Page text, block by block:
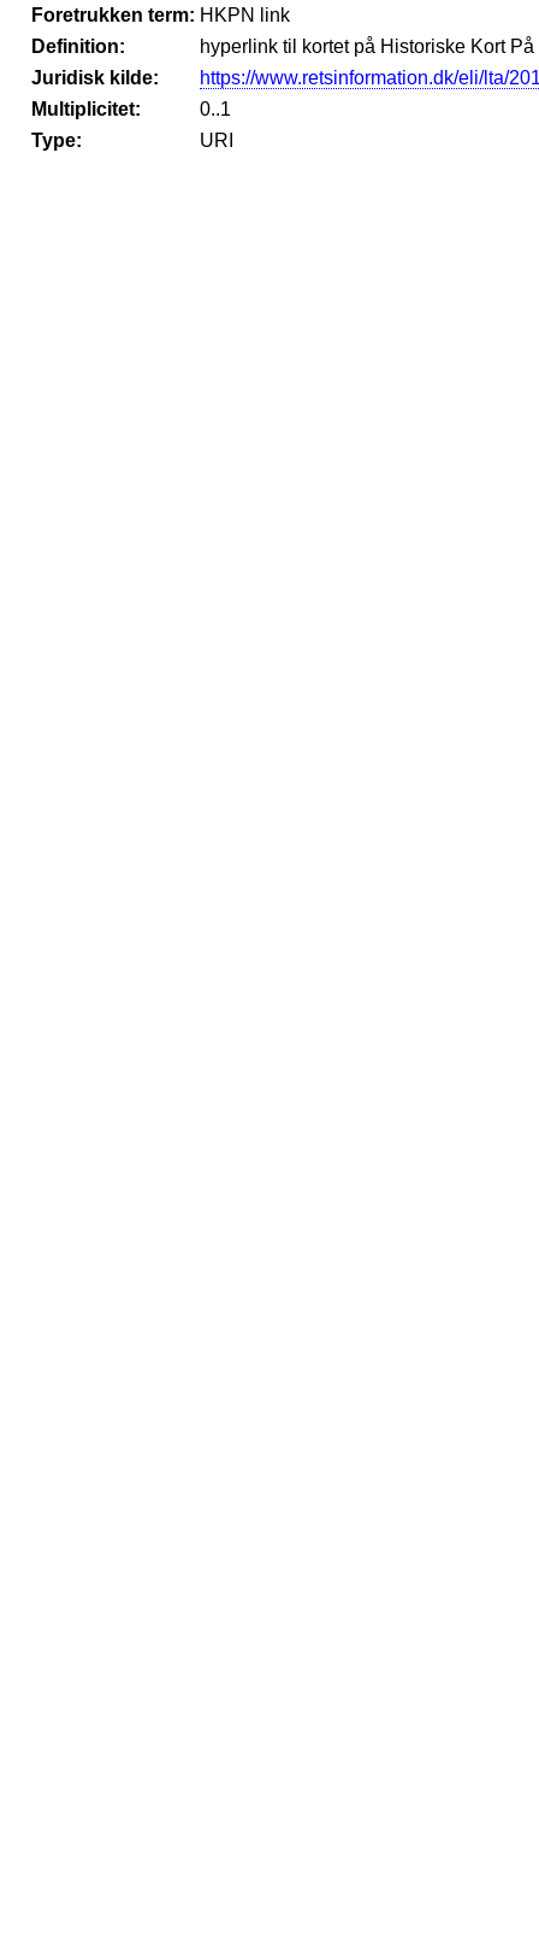
Foretrukken term: HKPN link
Definition:
hyperlink til kortet på Historiske Kort
Juridisk kilde:
https://www.retsinformation.dk/eli/lta/
Multiplicitet:
0..1
Type:
URI